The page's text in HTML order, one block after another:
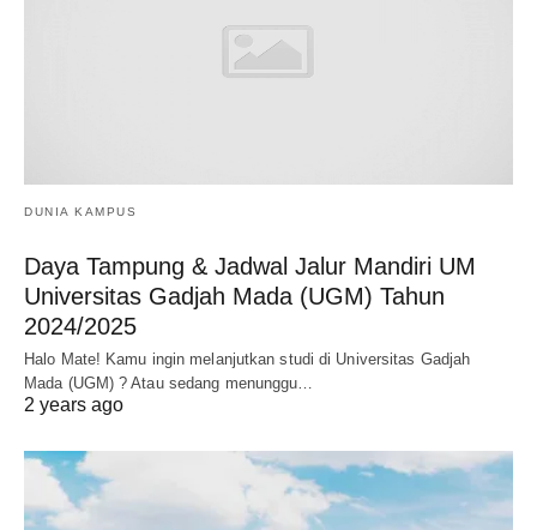
DUNIA KAMPUS
Daya Tampung & Jadwal Jalur Mandiri UM
Universitas Gadjah Mada (UGM) Tahun
2024/2025
Halo Mate! Kamu ingin melanjutkan studi di Universitas Gadjah
Mada (UGM) ? Atau sedang menunggu…
2 years ago